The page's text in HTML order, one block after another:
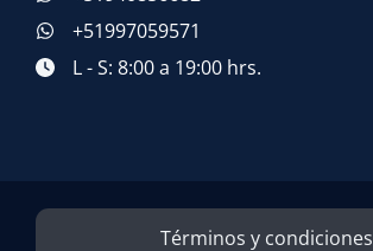
+51997059571
L - S: 8:00 a 19:00 hrs.
Términos y condiciones